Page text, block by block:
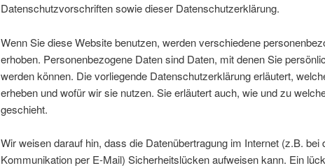
Datenschutzvorschriften sowie dieser Datenschutzerklärung.
Wenn Sie diese Website benutzen, werden verschiedene
erhoben. Personenbezogene Daten sind Daten, mit denen Sie
werden können. Die vorliegende Datenschutzerklärung erläutert,
erheben und wofür wir sie nutzen. Sie erläutert auch, wie und zu
geschieht.
Wir weisen darauf hin, dass die Datenübertragung im Internet (z.B. bei
Kommunikation per E-Mail) Sicherheitslücken aufweisen kann. Ein